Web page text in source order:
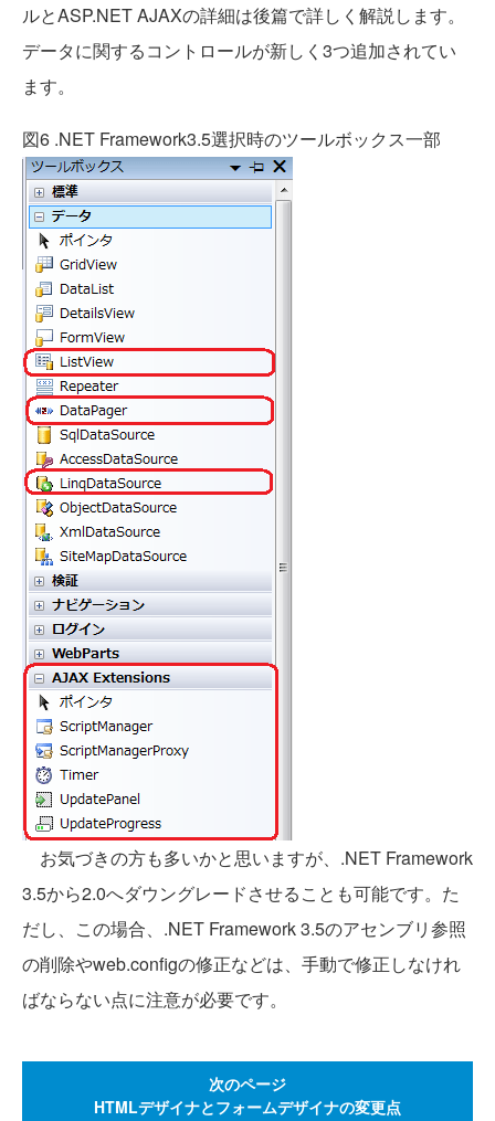
ルとASP.NET AJAXの詳細は後篇で詳しく解説します。
データに関するコントロールが新しく3つ追加されてい
ます。
図6 .NET Framework3.5選択時のツールボックス一部
お気づきの方も多いかと思いますが、.NET Framework
3.5から2.0へダウングレードさせることも可能です。た
だし、この場合、.NET Framework 3.5のアセンブリ参照
の削除やweb.configの修正などは、手動で修正しなけれ
ばならない点に注意が必要です。
次のページ
HTMLデザイナとフォームデザイナの変更点